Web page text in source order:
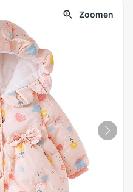
Zoomen